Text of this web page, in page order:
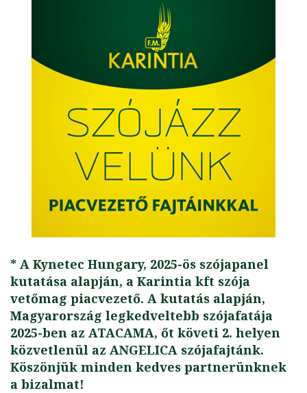
* A Kynetec Hungary, 2025-ös szójapanel
kutatása alapján, a Karintia kft szója
vetőmag piacvezető. A kutatás alapján,
Magyarország legkedveltebb szójafatája
2025-ben az ATACAMA, őt követi 2. helyen
közvetlenül az ANGELICA szójafajtánk.
Köszönjük minden kedves partnerünknek
a bizalmat!